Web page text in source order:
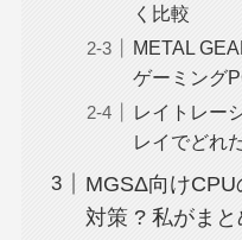
く比較
METAL
ゲーミング
レイトレー
レイでどれ
MGSΔ向けCPU
対策 ? 私がま